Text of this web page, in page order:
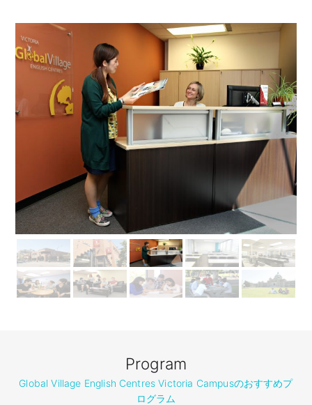
Program
Global Village English Centres Victoria Campusのおすすめプ
ログラム